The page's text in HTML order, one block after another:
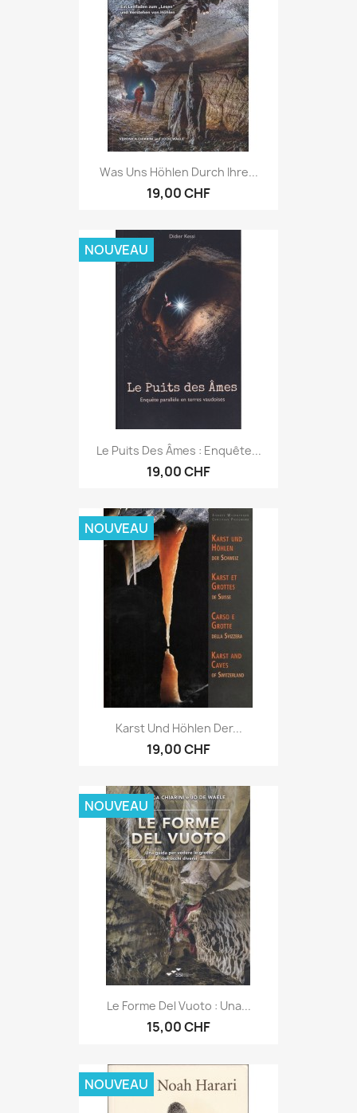
Was Uns Höhlen Durch Ihre...
19,00 CHF
Le Puits Des Âmes : Enquête...
19,00 CHF
NOUVEAU
Karst Und Höhlen Der...
19,00 CHF
NOUVEAU
Le Forme Del Vuoto : Una...
15,00 CHF
NOUVEAU
NOUVEAU